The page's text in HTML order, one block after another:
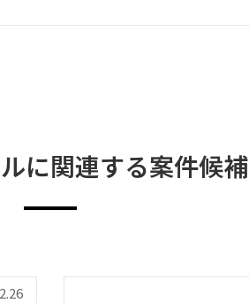
に関連する案件候補